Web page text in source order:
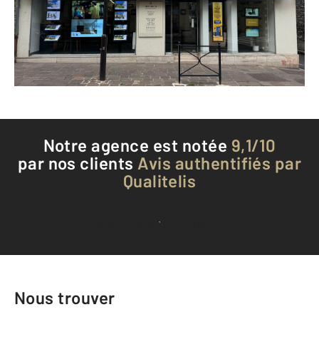
Envoyer un message
Téléphoner à l'agence
Notre agence est notée 9,1/10
par nos clients Avis authentifiés par
Qualitelis
Voir tous les avis clients
Nous trouver